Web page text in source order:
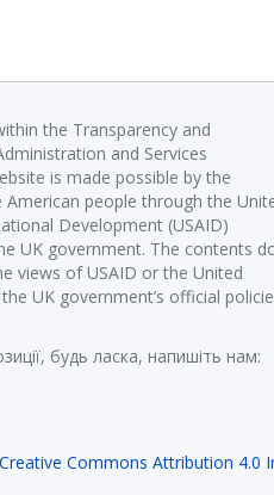
the Transparency and
and Services
is made possible by the
people through the
Development (USAID)
UK government. The contents
views of USAID or the United
UK government’s official
будь ласка, напишіть нам:
Creative Commons Attribution 4.0